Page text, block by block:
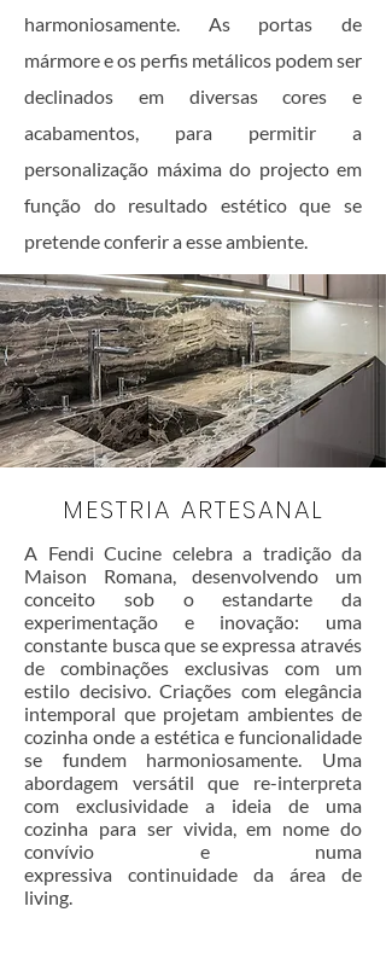
harmoniosamente. As portas de
mármore e os perfis metálicos podem ser
declinados em diversas cores e
acabamentos, para permitir a
personalização máxima do projecto em
função do resultado estético que se
pretende conferir a esse ambiente.
MESTRIA ARTESANAL
A Fendi Cucine celebra a tradição da
Maison Romana, desenvolvendo um
conceito sob o estandarte da
experimentação e inovação: uma
constante busca que se expressa através
de combinações exclusivas com um
estilo decisivo. Criações com elegância
intemporal que projetam ambientes de
cozinha onde a estética e funcionalidade
se fundem harmoniosamente. Uma
abordagem versátil que re-interpreta
com exclusividade a ideia de uma
cozinha para ser vivida, em nome do
convívio e numa
expressiva continuidade da área de
living.